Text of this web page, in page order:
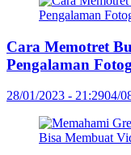
Cara Memotret
Pengalaman
28/01/2023 - 21:2904/